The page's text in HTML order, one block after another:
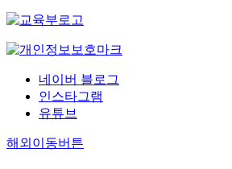
네이버 블로그
인스타그램
유튜브
해외이동버튼